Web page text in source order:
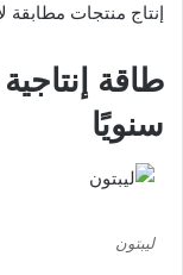
إنتاج منتجات مطابقة
سنويًا
ليبتون